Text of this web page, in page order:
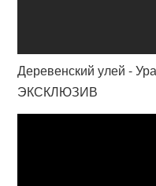
Деревенский улей -
ЭКСКЛЮЗИВ